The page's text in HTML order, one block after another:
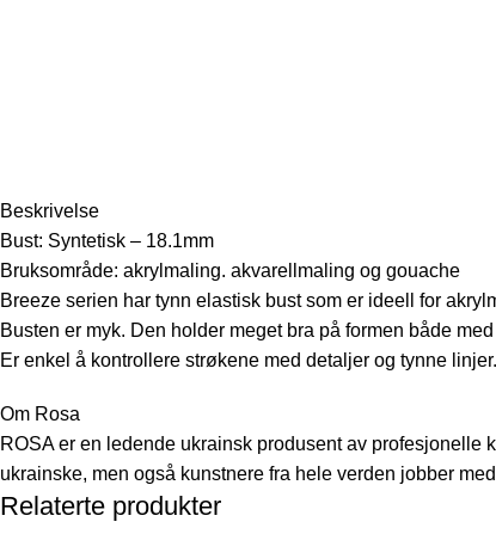
Beskrivelse
Bust: Syntetisk – 18.1mm
Bruksområde: akrylmaling. akvarellmaling og gouache
Breeze serien har tynn elastisk bust som er ideell for
Busten er myk. Den holder meget bra på formen både
Er enkel å kontrollere strøkene med detaljer og tynne linjer.
Om Rosa
ROSA er en ledende ukrainsk produsent av profesjonelle
ukrainske, men også kunstnere fra hele verden jobber
Relaterte produkter